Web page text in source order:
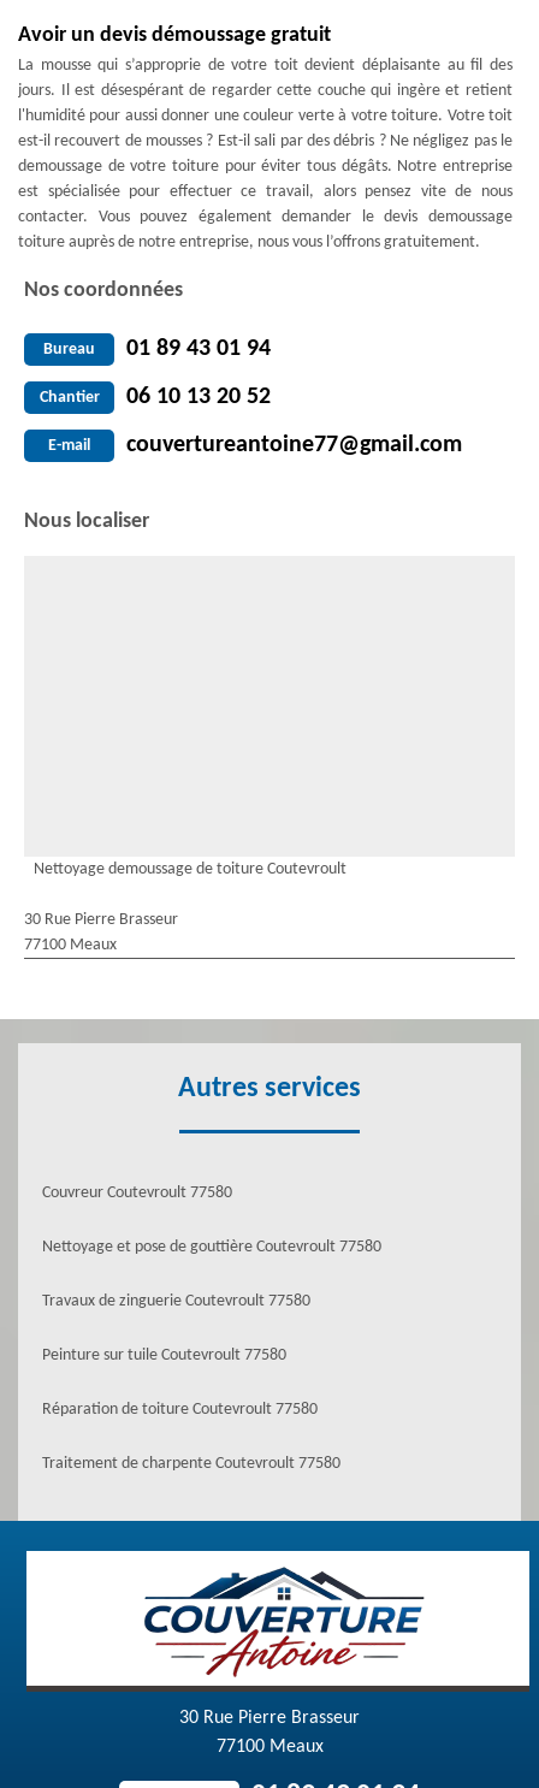
Avoir un devis démoussage gratuit
La mousse qui s’approprie de votre toit devient déplaisante au fil des
jours. Il est désespérant de regarder cette couche qui ingère et retient
l'humidité pour aussi donner une couleur verte à votre toiture. Votre toit
est-il recouvert de mousses ? Est-il sali par des débris ? Ne négligez pas le
demoussage de votre toiture pour éviter tous dégâts. Notre entreprise
est spécialisée pour effectuer ce travail, alors pensez vite de nous
contacter. Vous pouvez également demander le devis demoussage
toiture auprès de notre entreprise, nous vous l’offrons gratuitement.
Nos coordonnées
Bureau 01 89 43 01 94
Chantier 06 10 13 20 52
E-mail couvertureantoine77@gmail.com
Nous localiser
Nettoyage demoussage de toiture Coutevroult
30 Rue Pierre Brasseur
77100 Meaux
Autres services
Couvreur Coutevroult 77580
Nettoyage et pose de gouttière Coutevroult 77580
Travaux de zinguerie Coutevroult 77580
Peinture sur tuile Coutevroult 77580
Réparation de toiture Coutevroult 77580
Traitement de charpente Coutevroult 77580
30 Rue Pierre Brasseur
77100 Meaux